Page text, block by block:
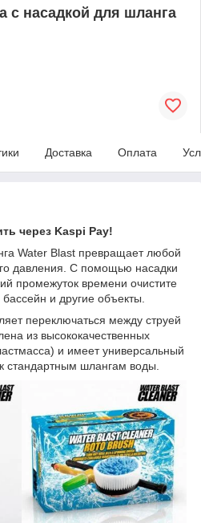
насадкой для шланга
Доставка Оплата
через Kaspi Pay!
Water Blast превращает любой
давления. С помощью насадки
промежуток времени очистите
и другие объекты.
переключаться между струей
из высококачественных
и имеет универсальный
стандартным шлангам воды.